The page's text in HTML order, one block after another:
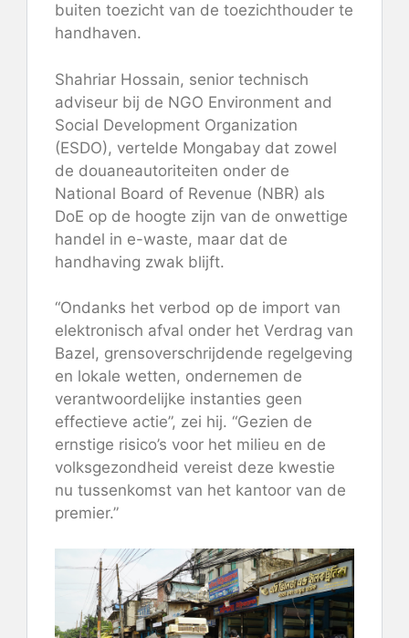
buiten toezicht van de toezichthouder te
handhaven.
Shahriar Hossain, senior technisch
adviseur bij de NGO Environment and
Social Development Organization
(ESDO), vertelde Mongabay dat zowel
de douaneautoriteiten onder de
National Board of Revenue (NBR) als
DoE op de hoogte zijn van de onwettige
handel in e-waste, maar dat de
handhaving zwak blijft.
“Ondanks het verbod op de import van
elektronisch afval onder het Verdrag van
Bazel, grensoverschrijdende regelgeving
en lokale wetten, ondernemen de
verantwoordelijke instanties geen
effectieve actie”, zei hij. “Gezien de
ernstige risico’s voor het milieu en de
volksgezondheid vereist deze kwestie
nu tussenkomst van het kantoor van de
premier.”